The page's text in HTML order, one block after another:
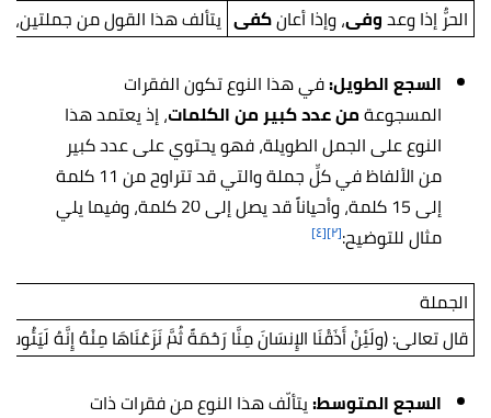
الحرُّ إذا وعدوفى، وإذا أعانكفى يتألف هذا القول من جملتين، وعدد كلمات
السجع الطويل:في هذا النوع تكون الفقرات
المسجوعةمن عدد كبير من الكلمات، إذ يعتمد هذا
النوع على الجمل الطويلة، فهو يحتوي على عدد كبير
من الألفاظ في كلِّ جملة والتي قد تتراوح من 11 كلمة
إلى 15 كلمة، وأحياناً قد يصل إلى 20 كلمة، وفيما يلي
مثال للتوضيح:[٢] [٤]
الجملة
قال تعالى: (ولَئِنْ أَذَقْنَا الإِنسَانَ مِنَّا رَحْمَةً ثُمَّ نَزَعْنَاهَا مِنْهُ إِنَّهُ
السجع المتوسط:يتألّف هذا النوع منفقرات ذات